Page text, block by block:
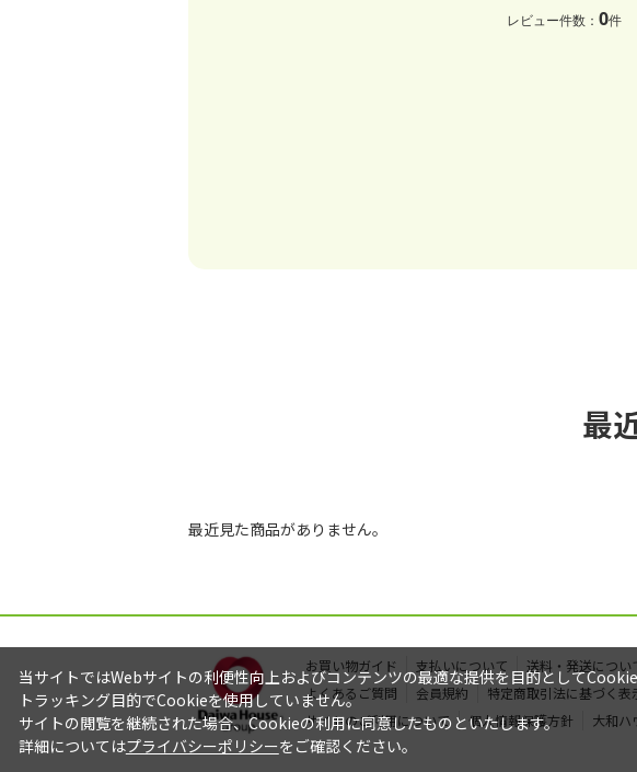
レビュー件数： 0件
最
最近見た商品がありません。
お買い物ガイド 支払いについて 送料・発送につい
よくあるご質問
会員規約 特定商取引法に基づく表
サイトのご利用について
個人情報保護方針 大和ハ
当サイトではWebサイトの利便性向上およびコンテンツの最適な提供を目的としてCookie
トラッキング目的でCookieを使用していません。
サイトの閲覧を継続された場合、Cookieの利用に同意したものといたします。
詳細についてはプライバシーポリシーをご確認ください。